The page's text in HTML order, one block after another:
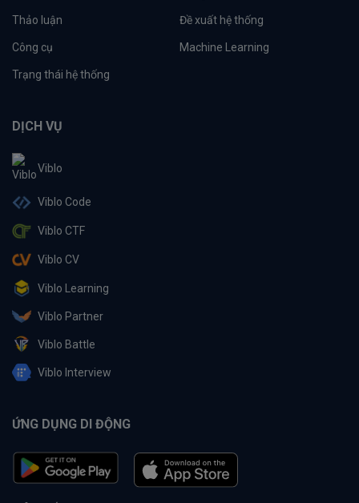
Thảo luận Đề xuất hệ thống
Công cụ Machine Learning
Trạng thái hệ thống
DỊCH VỤ
Viblo
Viblo Code
Viblo CTF
Viblo CV
Viblo Learning
Viblo Partner
Viblo Battle
Viblo Interview
ỨNG DỤNG DI ĐỘNG